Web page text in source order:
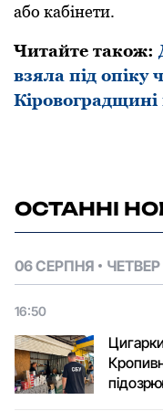
або кабінети.
Читайте також:
взяла під опіку
Кіровоградщині
ОСТАННІ
06 СЕРПНЯ ЧЕТВЕР
16:50